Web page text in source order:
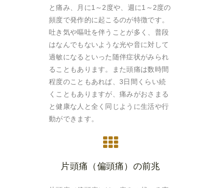
と痛み、月に1～2度や、週に1～2度の
頻度で発作的に起こるのが特徴です。
吐き気や嘔吐を伴うことが多く、普段
はなんでもないような光や音に対して
過敏になるといった随伴症状がみられ
ることもあります。また頭痛は数時間
程度のこともあれば、3日間くらい続
くこともありますが、痛みがおさまる
と健康な人と全く同じように生活や行
動ができます。
片頭痛（偏頭痛）の前兆